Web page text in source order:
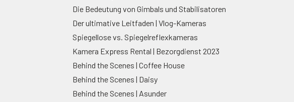
Die Bedeutung von Gimbals und Stabilisatoren
Der ultimative Leitfaden | Vlog-Kameras
Spiegellose vs. Spiegelreflexkameras
Kamera Express Rental | Bezorgdienst 2023
Behind the Scenes | Coffee House
Behind the Scenes | Daisy
Behind the Scenes | Asunder